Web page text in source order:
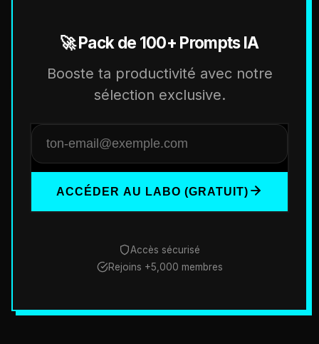
🚀 Pack de 100+ Prompts IA
Booste ta productivité avec notre
sélection exclusive.
ACCÉDER AU LABO (GRATUIT)
Accès sécurisé
Rejoins +5,000 membres